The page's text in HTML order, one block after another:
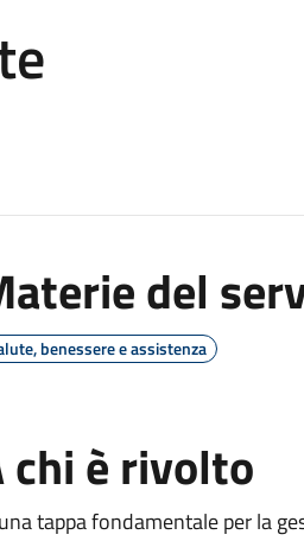
del
benessere e assistenza
chi è rivolto
una tappa fondamentale per la